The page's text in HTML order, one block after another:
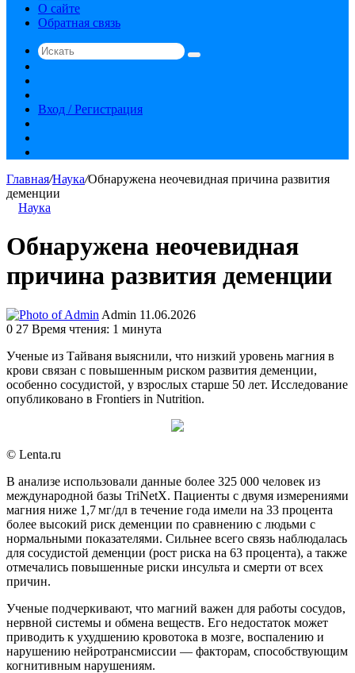
О сайте
Обратная связь
Искать
статья
Вход / Регистрация
Главная/Наука/Обнаружена неочевидная причина развития
деменции
Наука
Обнаружена неочевидная
причина развития деменции
Admin Send
an
11.06.2026
0 27 Время чтения: 1 минута
Ученые из Тайваня выяснили, что низкий уровень магния в
крови связан с повышенным риском развития деменции,
особенно сосудистой, у взрослых старше 50 лет. Исследование
опубликовано в Frontiers in Nutrition.
© Lenta.ru
В анализе использовали данные более 325 000 человек из
международной базы TriNetX. Пациенты с двумя измерениями
магния ниже 1,7 мг/дл в течение года имели на 33 процента
более высокий риск деменции по сравнению с людьми с
нормальными показателями. Сильнее всего связь наблюдалась
для сосудистой деменции (рост риска на 63 процента), а также
отмечались повышенные риски инсульта и смерти от всех
причин.
Ученые подчеркивают, что магний важен для работы сосудов,
нервной системы и обмена веществ. Его недостаток может
приводить к ухудшению кровотока в мозге, воспалению и
нарушению нейротрансмиссии — факторам, способствующим
когнитивным нарушениям.